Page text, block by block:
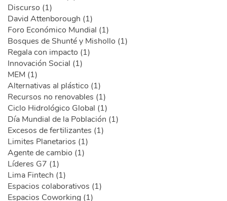
Discurso (1)
David Attenborough (1)
Foro Económico Mundial (1)
Bosques de Shunté y Mishollo (1)
Regala con impacto (1)
Innovación Social (1)
MEM (1)
Alternativas al plástico (1)
Recursos no renovables (1)
Ciclo Hidrológico Global (1)
Día Mundial de la Población (1)
Excesos de fertilizantes (1)
Limites Planetarios (1)
Agente de cambio (1)
Líderes G7 (1)
Lima Fintech (1)
Espacios colaborativos (1)
Espacios Coworking (1)